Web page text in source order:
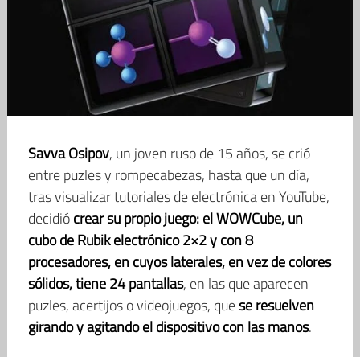
Savva Osipov, un joven ruso de 15 años, se crió
entre puzles y rompecabezas, hasta que un día,
tras visualizar tutoriales de electrónica en YouTube,
decidiócrear su propio juego: el WOWCube, un
cubo de Rubik electrónico 2×2 y con 8
procesadores, en cuyos laterales, en vez de colores
sólidos, tiene 24 pantallas, en las que aparecen
puzles, acertijos o videojuegos, quese resuelven
girando y agitando el dispositivo con las manos.